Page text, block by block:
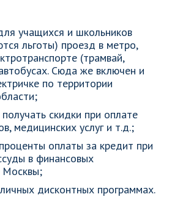
учащихся и школьников
льготы) проезд в метро,
(трамвай,
Сюда же включен и
по территории
скидки при оплате
медицинских услуг и т.д.;
оплаты за кредит при
в финансовых
Москвы;
дисконтных программах.